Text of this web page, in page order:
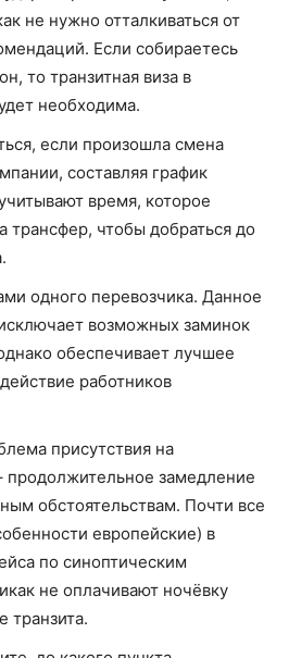
не нужно отталкиваться от
Если собираетесь
то транзитная виза в
необходима.
если произошла смена
составляя график
время, которое
трансфер, чтобы добраться до
одного перевозчика. Данное
возможных заминок
обеспечивает лучшее
работников
присутствия на
продолжительное замедление
обстоятельствам. Почти все
европейские) в
по синоптическим
не оплачивают ночёвку
транзита.